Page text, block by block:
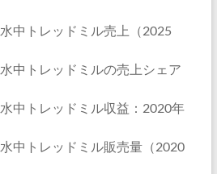
中トレッドミル売上（2025
中トレッドミルの売上シェア
中トレッドミル収益：2020年
中トレッドミル販売量（2020